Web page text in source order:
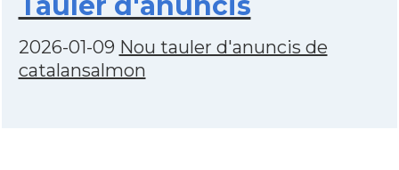
2026-01-09 Nou tauler d'anuncis de
catalansalmon